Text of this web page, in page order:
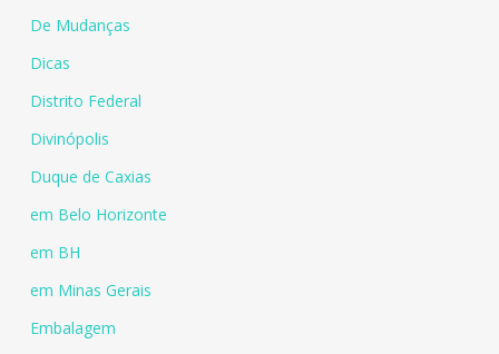
De Mudanças
Dicas
Distrito Federal
Divinópolis
Duque de Caxias
em Belo Horizonte
em BH
em Minas Gerais
Embalagem